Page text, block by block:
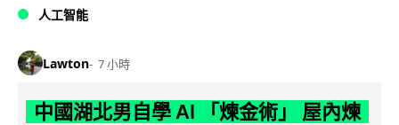
人工智能
Lawton 7 小時
中國湖北男自學 AI 「煉金術」 屋內煉